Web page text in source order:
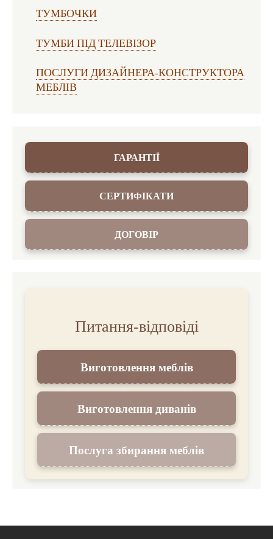
ТУМБОЧКИ
ТУМБИ ПІД ТЕЛЕВІЗОР
ПОСЛУГИ ДИЗАЙНЕРА-КОНСТРУКТОРА
МЕБЛІВ
ГАРАНТІЇ
СЕРТИФІКАТИ
ДОГОВІР
Питання-відповіді
Виготовлення меблів
Виготовлення диванів
Послуга збирання меблів